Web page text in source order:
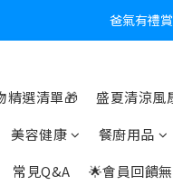
爸氣有禮
精選清單🎁
盛夏清涼
美容健康
餐廚用品
常見Q&A 🌟會員回饋